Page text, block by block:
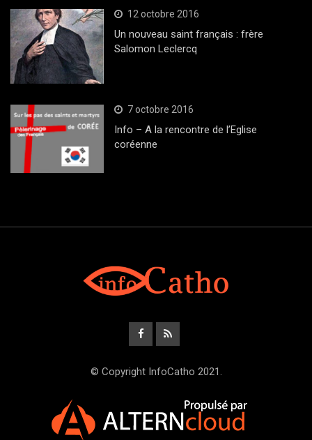
12 octobre 2016
Un nouveau saint français : frère
Salomon Leclercq
7 octobre 2016
Info – A la rencontre de l’Eglise
coréenne
© Copyright InfoCatho 2021.